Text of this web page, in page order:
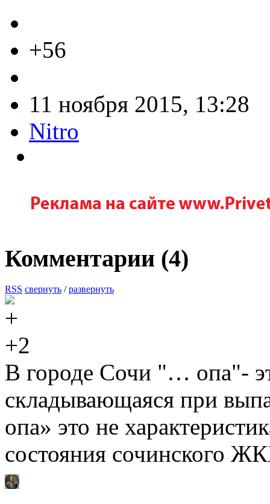
+56
11 ноября 2015, 13:28
Nitro
Комментарии (4)
RSS свернуть /развернуть
+2
В городе Сочи "… опа"-
складывающаяся при
опа» это не
состояния сочинского